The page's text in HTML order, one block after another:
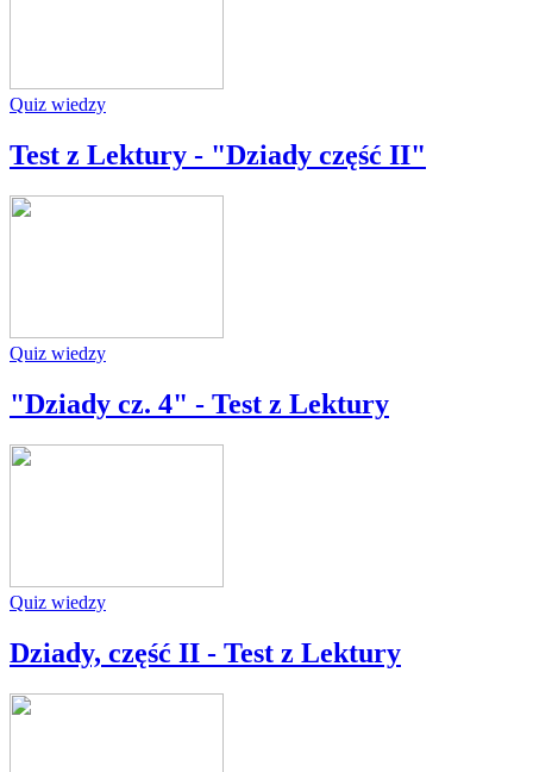
Quiz wiedzy
Test z Lektury - "Dziady część II"
Quiz wiedzy
"Dziady cz. 4" - Test z Lektury
Quiz wiedzy
Dziady, część II - Test z Lektury